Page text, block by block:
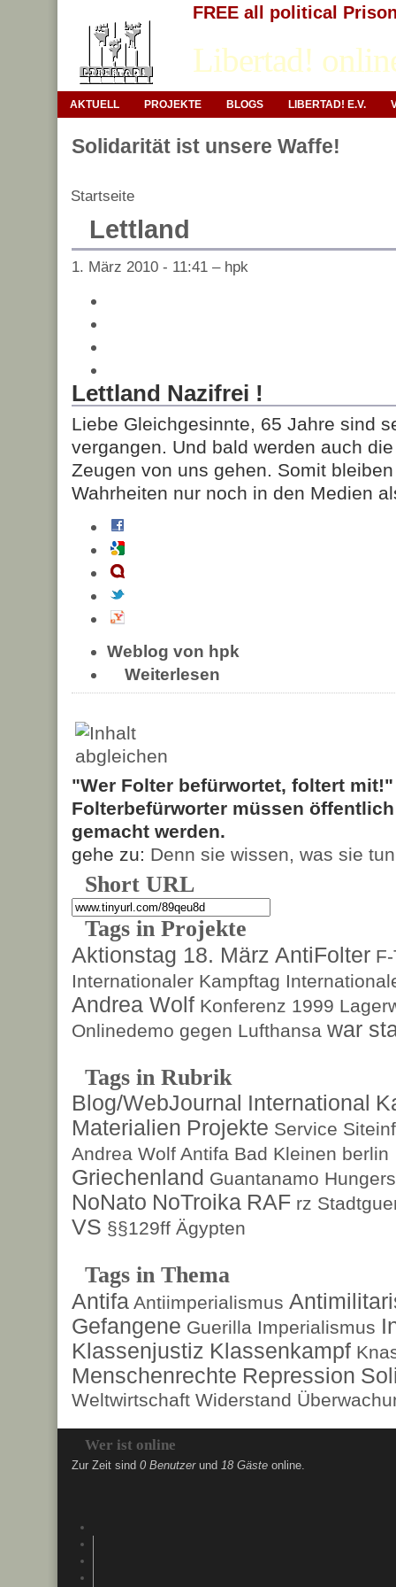
FREE all political
Libertad!
AKTUELL PROJEKTE BLOGS LIBERTAD! E.V.
Solidarität ist unsere Waffe!
Startseite
Lettland
1. März 2010 - 11:41 – hpk
Lettland Nazifrei !
Liebe Gleichgesinnte, 65 Jahre sind
vergangen. Und bald werden auch
Zeugen von uns gehen. Somit
Wahrheiten nur noch in den Medien
Weblog von hpk
Weiterlesen
"Wer Folter befürwortet, foltert
Folterbefürworter müssen
gemacht werden.
gehe zu: Denn sie wissen, was sie tun
Short URL
Tags in Projekte
Aktionstag 18. März AntiFolter
Internationaler Kampftag
Andrea Wolf Konferenz 1999
Onlinedemo gegen Lufthansa war
Tags in Rubrik
Blog/WebJournal International
Materialien Projekte Service
Andrea Wolf Antifa Bad Kleinen berlin
Griechenland Guantanamo
NoNato NoTroika RAF rz
VS §§129ff Ägypten
Tags in Thema
Antifa Antiimperialismus
Gefangene Guerilla Imperialismus
Klassenjustiz Klassenkampf
Menschenrechte Repression
Weltwirtschaft Widerstand
Wer ist online
Zur Zeit sind 0 Benutzerund 18 Gäste online.